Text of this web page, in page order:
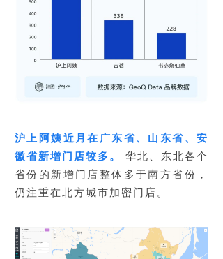
沪上阿姨近月在广东省、山东省、安
徽省新增门店较多。
华北、东北各个
省份的新增门店整体多于南方省份，
仍注重在北方城市加密门店。